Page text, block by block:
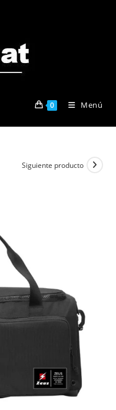
0 Menú
Siguiente producto